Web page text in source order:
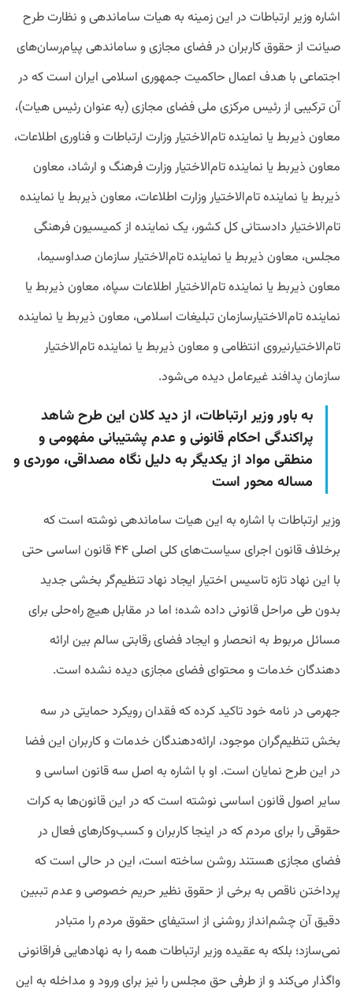
اشاره وزیر ارتباطات در این زمینه به هیات ساماندهی و نظارت طرح
صیانت از حقوق کاربران در فضای مجازی و ساماندهی پیام‌رسان‌های
اجتماعی با هدف اعمال حاکمیت جمهوری اسلامی ایران است که در
آن ترکیبی از رئیس مرکزی ملی فضای مجازی (به عنوان رئیس هیات)،
معاون ذیربط یا نماینده تام‌الاختیار وزارت ارتباطات و فناوری اطلاعات،
معاون ذیربط یا نماینده تام‌الاختیار وزارت فرهنگ و ارشاد، معاون
ذیربط یا نماینده تام‌الاختیار وزارت اطلاعات، معاون ذیربط یا نماینده
تام‌الاختیار دادستانی کل کشور، یک نماینده از کمیسیون فرهنگی
مجلس، معاون ذیربط یا نماینده تام‌الاختیار سازمان صداوسیما،
معاون ذیربط یا نماینده تام‌الاختیار اطلاعات سپاه، معاون ذیربط یا
نماینده تام‌الاختیارسازمان تبلیغات اسلامی، معاون ذیربط یا نماینده
تام‌الاختیارنیروی انتظامی و معاون ذیربط یا نماینده تام‌الاختیار
سازمان پدافند غیرعامل دیده می‌شود.
به باور وزیر ارتباطات، از دید کلان این طرح شاهد
پراکندگی احکام قانونی و عدم پشتیبانی مفهومی و
منطقی مواد از یکدیگر به دلیل نگاه مصداقی، موردی و
مساله محور است
وزیر ارتباطات با اشاره به این هیات ساماندهی نوشته است که
برخلاف قانون اجرای سیاست‌های کلی اصلی ۴۴ قانون اساسی حتی
با این نهاد تازه تاسیس اختیار ایجاد نهاد تنظیم‌گر بخشی جدید
بدون طی مراحل قانونی داده شده؛ اما در مقابل هیچ راه‌حلی برای
مسائل مربوط به انحصار و ایجاد فضای رقابتی سالم بین ارائه
دهندگان خدمات و محتوای فضای مجازی دیده نشده است.
جهرمی در نامه خود تاکید کرده که فقدان رویکرد حمایتی در سه
بخش تنظیم‌گران موجود، ارائه‌دهندگان خدمات و کاربران این فضا
در این طرح نمایان است. او با اشاره به اصل سه قانون اساسی و
سایر اصول قانون اساسی نوشته است که در این قانون‌ها به کرات
حقوقی را برای مردم که در اینجا کاربران و کسب‌وکارهای فعال در
فضای مجازی هستند روشن ساخته است، این در حالی است که
پرداختن ناقص به برخی از حقوق نظیر حریم خصوصی و عدم تببین
دقیق آن چشم‌انداز روشنی از استیفای حقوق مردم را متبادر
نمی‌سازد؛ بلکه به عقیده وزیر ارتباطات همه را به نهادهایی فراقانونی
واگذار می‌کند و از طرفی حق مجلس را نیز برای ورود و مداخله به این